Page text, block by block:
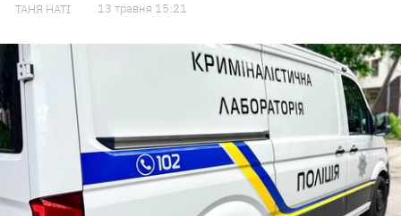
ТАНЯ НАТІ 13 травня 15:21